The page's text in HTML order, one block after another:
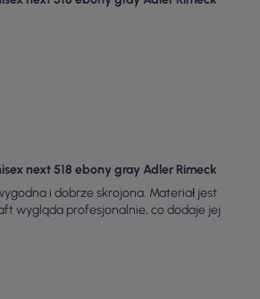
next 518 ebony gray Adler Rimeck
i dobrze skrojona. Materiał jest
wygląda profesjonalnie, co dodaje jej